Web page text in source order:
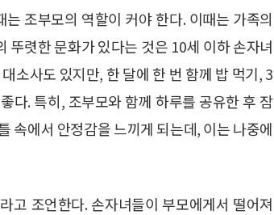
조부모의 역할이 커야 한다. 이때는 가족의
뚜렷한 문화가 있다는 것은 10세 이하 손자녀
소사도 있지만, 한 달에 한 번 함께 밥 먹기, 3
다. 특히, 조부모와 함께 하루를 공유한 후 잠
속에서 안정감을 느끼게 되는데, 이는 나중에
고 조언한다. 손자녀들이 부모에게서 떨어져